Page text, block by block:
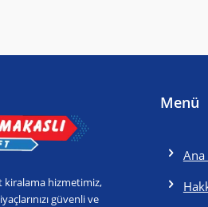
kiralama hizmetimiz,
güvenli ve
Menü
Ana